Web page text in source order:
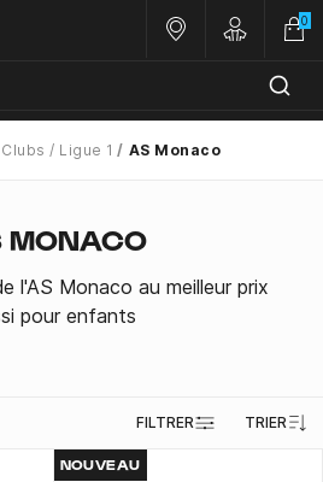
Nos magasins
Customer
0
Clubs Ligue 1 AS Monaco
MONACO
l'AS Monaco au meilleur prix
pour enfants
FILTRER TRIER
NOUVEAU